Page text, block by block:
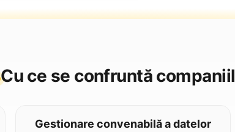
Cu ce se confruntă
Gestionare convenabilă a datelor